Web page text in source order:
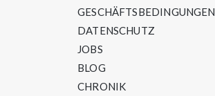
GESCHÄFTSBEDINGUNGEN
DATENSCHUTZ
JOBS
BLOG
CHRONIK